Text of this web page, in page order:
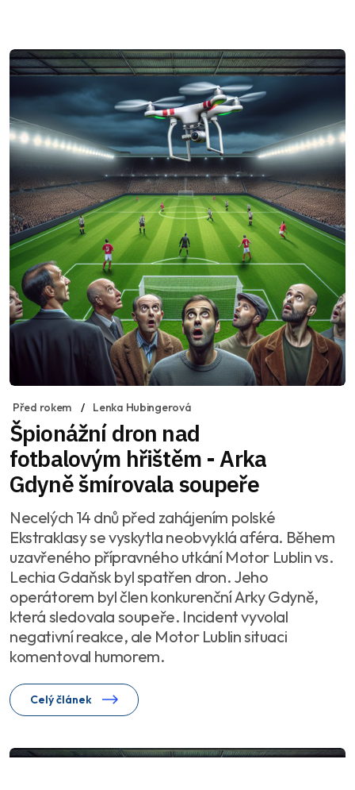
Před rokem Lenka Hubingerová
Špionážní dron nad
fotbalovým hřištěm - Arka
Gdyně šmírovala soupeře
Necelých 14 dnů před zahájením polské
Ekstraklasy se vyskytla neobvyklá aféra. Během
uzavřeného přípravného utkání Motor Lublin vs.
Lechia Gdaňsk byl spatřen dron. Jeho
operátorem byl člen konkurenční Arky Gdyně,
která sledovala soupeře. Incident vyvolal
negativní reakce, ale Motor Lublin situaci
komentoval humorem.
Celý článek